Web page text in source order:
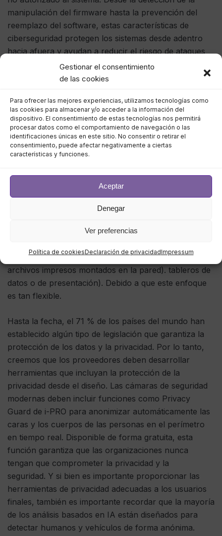
Gestionar el consentimiento
de las cookies
Para ofrecer las mejores experiencias, utilizamos tecnologías como
las cookies para almacenar y/o acceder a la información del
dispositivo. El consentimiento de estas tecnologías nos permitirá
procesar datos como el comportamiento de navegación o las
identificaciones únicas en este sitio. No consentir o retirar el
consentimiento, puede afectar negativamente a ciertas
características y funciones.
Aceptar
Denegar
Ver preferencias
Política de cookiesDeclaración de privacidadImpressum
manipulación del firmware hasta la prevención del
reemplazo del software, estas características de
ciberseguridad protegen los sistemas desde adentro
hacia afuera y ayudan a reducir el riesgo de ataques
digitales costosos y disruptivos.
Facit Data Systems) es una forma inteligente de
ayudar a garantizar que los sistemas de
videovigilanciano infrinjan la privacidad de las
personas ni violen las leyes de privacidad de datos
aplicables. El desarrollo de este enfoque ha avanzado
vídeo inteligente, y hubiera sido difícil lograr esto de
manera práctica sin ellos. Este enfoque funciona bien
para censurar partes clave de secuencias de vídeo ,
baños o áreas que pueden albergar niños u otras
propiedad intelectual/datos confidenciales (como
archivos impresos montados en la pared). tableros de
datos o de presentación). Debido a que este enfoque
es tan flexible.
Hasta la fecha, el 71 % de los países del mundo han
establecido algún tipo de legislación que garantiza la
protección de los datos y la privacidad. Por lo tanto,
creemos que los proveedores deben desarrollar
herramientas que incluyan la protección de la
privacidad desde el diseño. Las cámaras de seguridad
modernas deben incluir funciones como Privacy
Guard de i-PRO para anonimizar automáticamente las
caras y los cuerpos de las personas en el perímetro
en tiempo real. Disponible de forma gratuita, esta
función garantiza que las organizaciones nunca
tengan que comprometer la privacidad y la
seguridad. Y si bien es importante proporcionar las
herramientas de privacidad adecuadas a los usuarios
finales, también es importante recordar que la mayoría
de los análisis basados ​​en IA están diseñados para
detectar humanos y vehículos de forma anónima.